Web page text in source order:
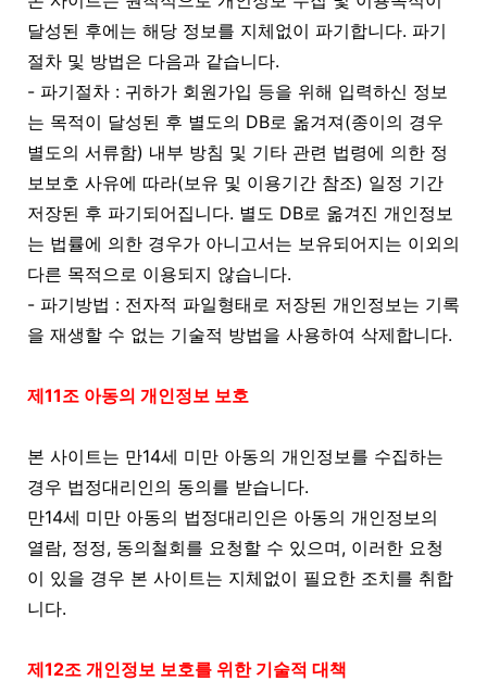
달성된 후에는 해당 정보를 지체없이 파기합니다. 파기
절차 및 방법은 다음과 같습니다.
- 파기절차 : 귀하가 회원가입 등을 위해 입력하신 정보
는 목적이 달성된 후 별도의 DB로 옮겨져(종이의 경우
별도의 서류함) 내부 방침 및 기타 관련 법령에 의한 정
보보호 사유에 따라(보유 및 이용기간 참조) 일정 기간
저장된 후 파기되어집니다. 별도 DB로 옮겨진 개인정보
는 법률에 의한 경우가 아니고서는 보유되어지는 이외의
다른 목적으로 이용되지 않습니다.
- 파기방법 : 전자적 파일형태로 저장된 개인정보는 기록
을 재생할 수 없는 기술적 방법을 사용하여 삭제합니다.
제11조 아동의 개인정보 보호
본 사이트는 만14세 미만 아동의 개인정보를 수집하는
경우 법정대리인의 동의를 받습니다.
만14세 미만 아동의 법정대리인은 아동의 개인정보의
열람, 정정, 동의철회를 요청할 수 있으며, 이러한 요청
이 있을 경우 본 사이트는 지체없이 필요한 조치를 취합
니다.
제12조 개인정보 보호를 위한 기술적 대책